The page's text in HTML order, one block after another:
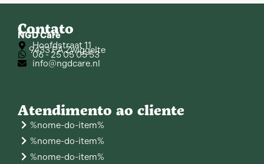
Contato
NGD Care
Hoofdstraat 11
9433 PA Zwiggelte
06 - 25 05 05 53
info@ngdcare.nl
Atendimento ao cliente
%nome-do-item%
%nome-do-item%
%nome-do-item%